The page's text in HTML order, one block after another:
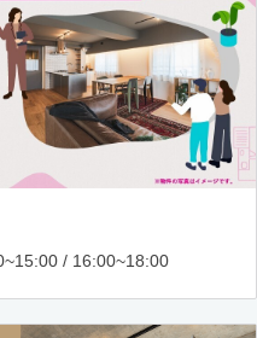
/ 16:00~18:00